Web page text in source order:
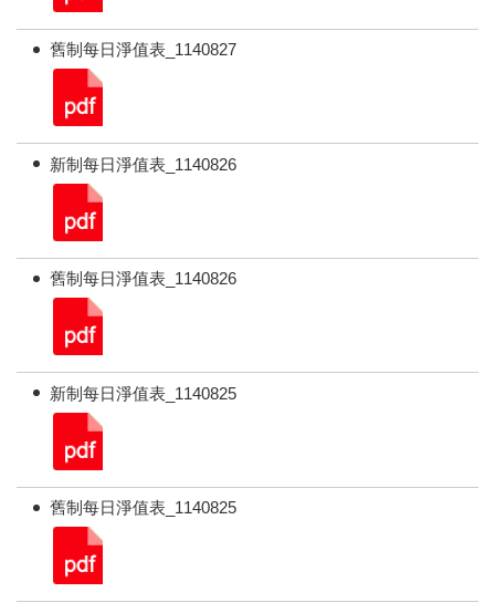
舊制每日淨值表_1140827
新制每日淨值表_1140826
舊制每日淨值表_1140826
新制每日淨值表_1140825
舊制每日淨值表_1140825